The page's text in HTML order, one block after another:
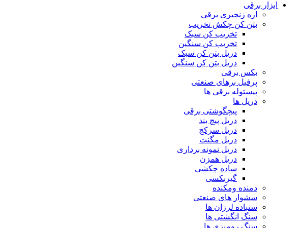
video
ابزار برقی
اره زنجیری برقی
بتن کن چکش تخریب
تخریب کن سبک
تخریب کن سنگین
دریل بتن کن سبک
دریل بتن کن سنگین
بکس برقی
پرفیل برهای صنعتی
پیستوله برقی ها
دریل ها
پیچگوشتی برقی
دریل پیچ بند
دریل سرکج
دریل مگنت
دریل نمونه برداری
دریل همزن
ساده چکشی
گیربکسی
دمنده ومکنده
سشوار های صنعتی
سنباده لرزان ها
سنگ انگشتی ها